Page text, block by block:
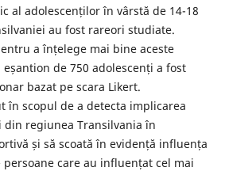
al adolescenților în vârstă de 14-18
au fost rareori studiate.
a înțelege mai bine aceste
de 750 adolescenți a fost
bazat pe scara Likert.
în scopul de a detecta implicarea
regiunea Transilvania în
și să scoată în evidență influența
care au influențat cel mai